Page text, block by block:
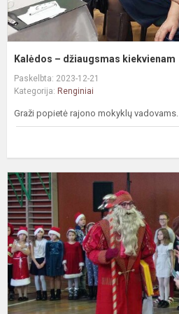
Kalėdos – džiaugsmas kiekvienam
Paskelbta: 2023-12-21
Kategorija: Renginiai
Graži popietė rajono mokyklų vadovams.